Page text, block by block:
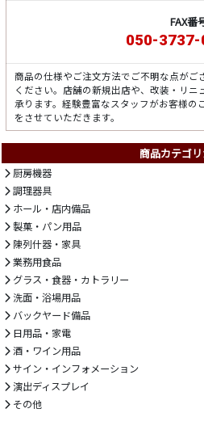
FAX番
050-3737-
商品の仕様やご注文方法でご不明な点がご
ください。店舗の新規出店や、改装・リニ
承ります。経験豊富なスタッフがお客様の
をさせていただきます。
商品カテゴ
厨房機器
調理器具
ホール・店内備品
製菓・パン用品
陳列什器・家具
業務用食品
グラス・食器・カトラリー
洗面・浴場用品
バックヤード備品
日用品・家電
酒・ワイン用品
サイン・インフォメーション
演出ディスプレイ
その他